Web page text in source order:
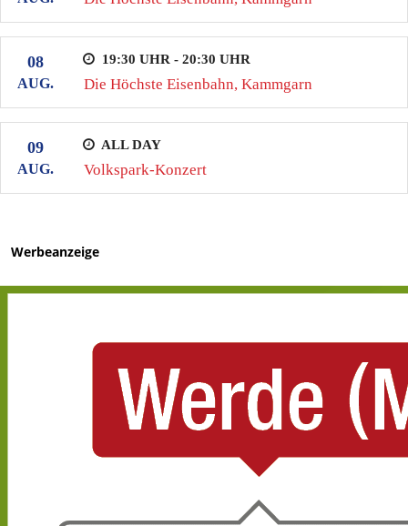
08
AUG.
19:30 UHR - 20:30 UHR
Die Höchste Eisenbahn, Kammgarn
09
AUG.
ALL DAY
Volkspark-Konzert
Werbeanzeige